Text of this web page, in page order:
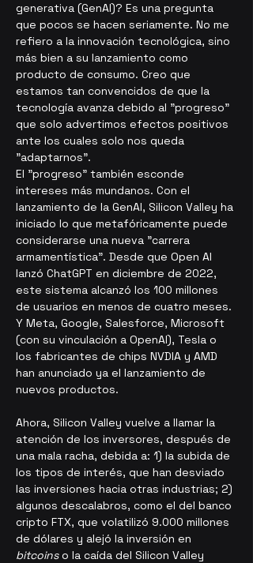
generativa (GenAI)? Es una pregunta
que pocos se hacen seriamente. No me
refiero a la innovación tecnológica, sino
más bien a su lanzamiento como
producto de consumo. Creo que
estamos tan convencidos de que la
tecnología avanza debido al "progreso"
que solo advertimos efectos positivos
ante los cuales solo nos queda
"adaptarnos".
El "progreso" también esconde
intereses más mundanos. Con el
lanzamiento de la GenAI, Silicon Valley ha
iniciado lo que metafóricamente puede
considerarse una nueva "carrera
armamentística". Desde que Open AI
lanzó ChatGPT en diciembre de 2022,
este sistema alcanzó los 100 millones
de usuarios en menos de cuatro meses.
Y Meta, Google, Salesforce, Microsoft
(con su vinculación a OpenAI), Tesla o
los fabricantes de chips NVDIA y AMD
han anunciado ya el lanzamiento de
nuevos productos.
Ahora, Silicon Valley vuelve a llamar la
atención de los inversores, después de
una mala racha, debida a: 1) la subida de
los tipos de interés, que han desviado
las inversiones hacia otras industrias; 2)
algunos descalabros, como el del banco
cripto FTX, que volatilizó 9.000 millones
de dólares y alejó la inversión en
bitcoins o la caída del Silicon Valley